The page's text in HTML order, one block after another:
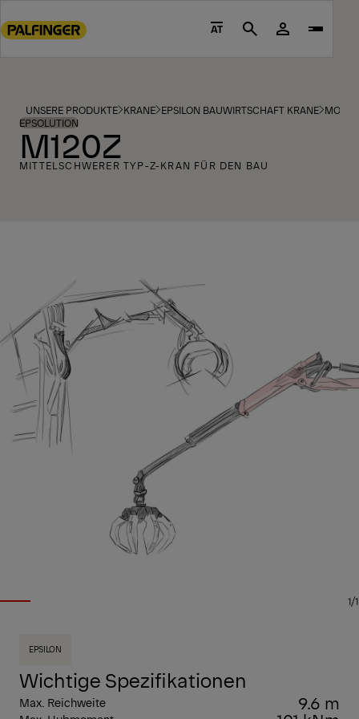
to
footer
content
AT Search
UNSERE PRODUKTE KRANE EPSILON BAUWIRTSCHAFT KRANE
EPSOLUTION
M120Z
MITTELSCHWERER TYP-Z-KRAN FÜR DEN BAU
1/1
EPSILON
Wichtige Spezifikationen
Max. Reichweite 9.6 m